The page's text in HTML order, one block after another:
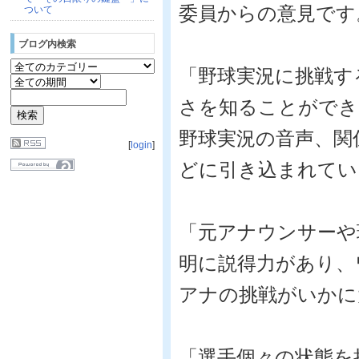
ついて
ブログ内検索
[login]
委員からの意見で
「野球実況に挑戦
さを知ることがで
野球実況の音声、
どに引き込まれて
「元アナウンサー
明に説得力があり
アナの挑戦がいか